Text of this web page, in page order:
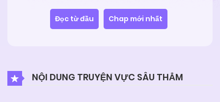
Đọc từ đầu Chap mới nhất
NỘI DUNG TRUYỆN VỰC SÂU THẲM